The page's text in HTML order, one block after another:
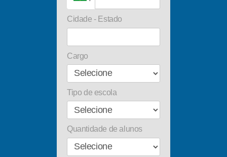
Cidade - Estado
Cargo
Tipo de escola
Quantidade de alunos